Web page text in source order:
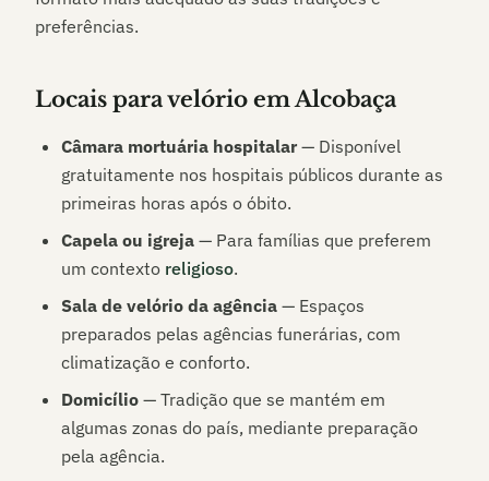
preferências.
Locais para velório emAlcobaça
Câmara mortuária hospitalar — Disponível
gratuitamente nos hospitais públicos durante as
primeiras horas após o óbito.
Capela ou igreja — Para famílias que preferem
um contexto religioso.
Sala de velório da agência — Espaços
preparados pelas agências funerárias, com
climatização e conforto.
Domicílio — Tradição que se mantém em
algumas zonas do país, mediante preparação
pela agência.